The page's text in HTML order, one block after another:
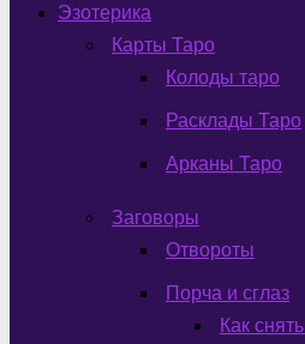
Эзотерика
Карты Таро
Колоды таро
Расклады Таро
Арканы Таро
Заговоры
Отвороты
Порча и сглаз
Как